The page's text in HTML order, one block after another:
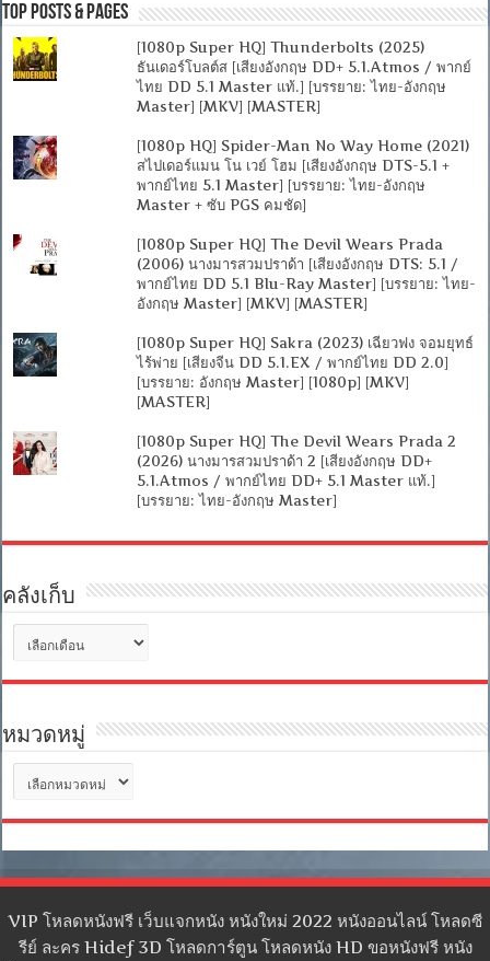
Top Posts & Pages
[1080p Super HQ] Thunderbolts (2025)
ธันเดอร์โบลต์ส [เสียงอังกฤษ DD+ 5.1.Atmos / พากย์
ไทย DD 5.1 Master แท้.] [บรรยาย: ไทย-อังกฤษ
Master] [MKV] [MASTER]
[1080p HQ] Spider-Man No Way Home (2021)
สไปเดอร์แมน โน เวย์ โฮม [เสียงอังกฤษ DTS-5.1 +
พากย์ไทย 5.1 Master] [บรรยาย: ไทย-อังกฤษ
Master + ซับ PGS คมชัด]
[1080p Super HQ] The Devil Wears Prada
(2006) นางมารสวมปราด้า [เสียงอังกฤษ DTS: 5.1 /
พากย์ไทย DD 5.1 Blu-Ray Master] [บรรยาย: ไทย-
อังกฤษ Master] [MKV] [MASTER]
[1080p Super HQ] Sakra (2023) เฉียวฟง จอมยุทธ์
ไร้พ่าย [เสียงจีน DD 5.1.EX / พากย์ไทย DD 2.0]
[บรรยาย: อังกฤษ Master] [1080p] [MKV]
[MASTER]
[1080p Super HQ] The Devil Wears Prada 2
(2026) นางมารสวมปราด้า 2 [เสียงอังกฤษ DD+
5.1.Atmos / พากย์ไทย DD+ 5.1 Master แท้.]
[บรรยาย: ไทย-อังกฤษ Master]
คลังเก็บ
เก็บ
หมวดหมู่
หมู่
VIP โหลดหนังฟรี เว็บแจกหนัง หนังใหม่ 2022 หนังออนไลน์ โหลดซี
รีย์ ละคร Hidef 3D โหลดการ์ตูน โหลดหนัง HD ขอหนังฟรี หนัง